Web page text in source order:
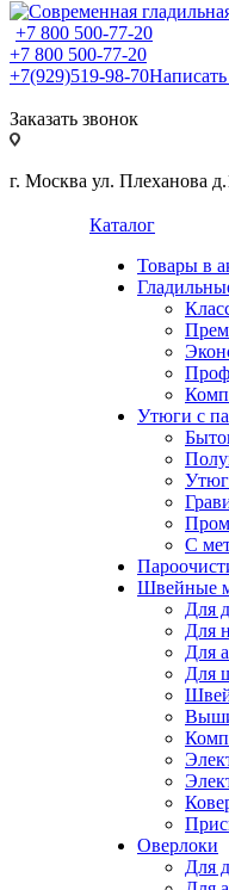
+7 800 500-77-20
+7 800 500-77-20
+7(929)519-98-70
Заказать звонок
г. Москва ул. Плеханова
Каталог
Товары в
Утюги с
С
Швейные
Для
Для
Для
Для
Оверлоки
Для